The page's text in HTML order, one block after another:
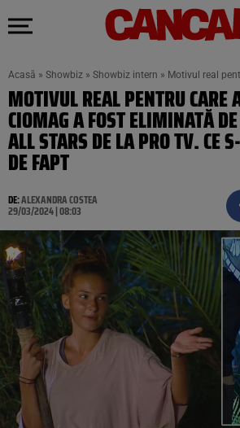
Acasă » Showbiz » Showbiz intern » Motivul real
MOTIVUL REAL PENTRU CARE
CIOMAG A FOST ELIMINATĂ
ALL STARS DE LA PRO TV. CE
DE FAPT
DE:ALEXANDRA COSTEA
29/03/2024 | 08:03